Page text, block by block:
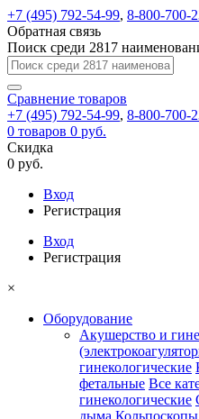
+7 (495) 792-54-99, 8-800-700-
Обратная связь
Поиск среди 2817
Сравнение товаров
+7 (495) 792-54-99, 8-800-700-
0 товаров 0 руб.
Скидка
0 руб.
Вход
Регистрация
Вход
Регистрация
×
Оборудование
Акушерство и
гинекологические
фетальные Все
гинекологические
дыма Кольпоскопы